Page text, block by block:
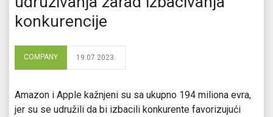
konkurencije
COMPANY 19.07.2023.
Amazon i Apple kažnjeni su sa ukupno 194 miliona evra,
jer su se udružili da bi izbacili konkurente favorizujući